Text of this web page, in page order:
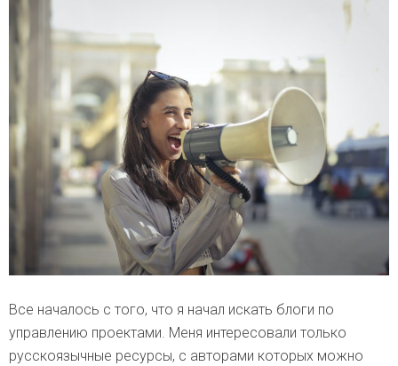
Все началось с того, что я начал искать блоги по
управлению проектами. Меня интересовали только
русскоязычные ресурсы, с авторами которых можно